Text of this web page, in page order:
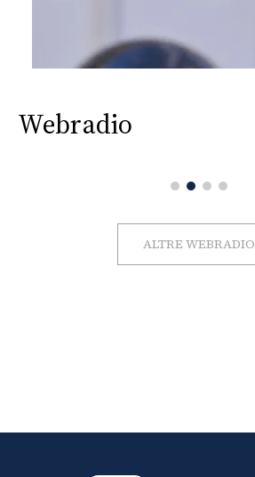
Webradio
ALTRE WEBRADIO